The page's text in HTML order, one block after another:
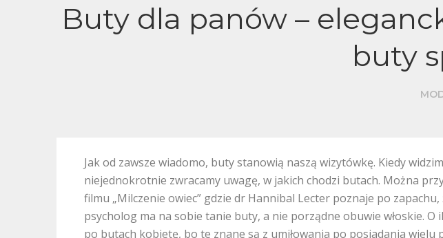
Buty dla panów –
buty
Jak od zawsze wiadomo, buty stanowią naszą wizytówkę. Kiedy
niejednokrotnie zwracamy uwagę, w jakich chodzi butach. Można
filmu „Milczenie owiec” gdzie dr Hannibal Lecter poznaje po zapachu,
psycholog ma na sobie tanie buty, a nie porządne obuwie włoskie. O
po butach kobietę, bo te znane są z umiłowania po posiadania wielu